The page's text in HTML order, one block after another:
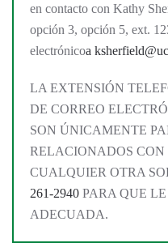
en contacto con Kathy
opción 3, opción 5, ext.
electrónicoa
LA EXTENSIÓN
DE CORREO
SON ÚNICAMENTE
RELACIONADOS
CUALQUIER OTRA
261-2940 PARA QUE
ADECUADA.